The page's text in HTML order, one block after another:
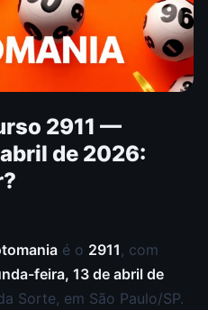
2911 —
de 2026:
é o 2911 , com
feira, 13 de abril de
Sorte, em São Paulo/SP.